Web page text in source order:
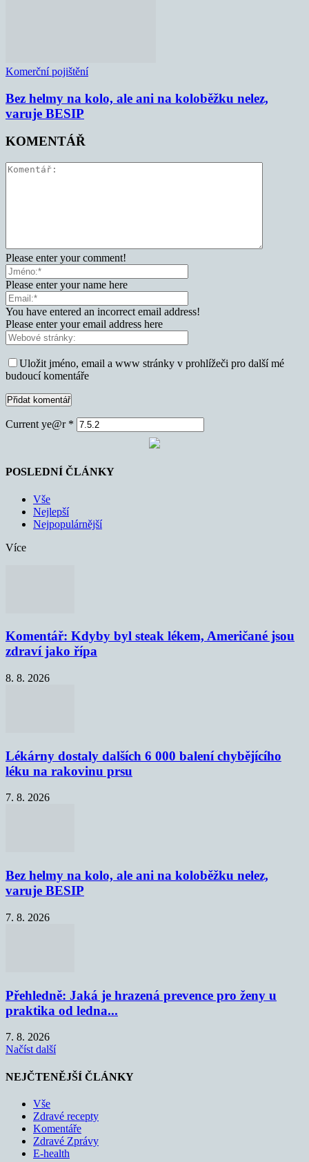
Komerční pojištění
Bez helmy na kolo, ale ani na koloběžku nelez,
varuje BESIP
KOMENTÁŘ
Please enter your comment!
Please enter your name here
You have entered an incorrect email address!
Please enter your email address here
Uložit jméno, email a www stránky v prohlížeči pro další mé
budoucí komentáře
Current ye@r *
POSLEDNÍ ČLÁNKY
Vše
Nejlepší
Nejpopulárnější
Více
Komentář: Kdyby byl steak lékem, Američané jsou
zdraví jako řípa
8. 8. 2026
Lékárny dostaly dalších 6 000 balení chybějícího
léku na rakovinu prsu
7. 8. 2026
Bez helmy na kolo, ale ani na koloběžku nelez,
varuje BESIP
7. 8. 2026
Přehledně: Jaká je hrazená prevence pro ženy u
praktika od ledna...
7. 8. 2026
Načíst další
NEJČTENĚJŠÍ ČLÁNKY
Vše
Zdravé recepty
Komentáře
Zdravé Zprávy
E-health